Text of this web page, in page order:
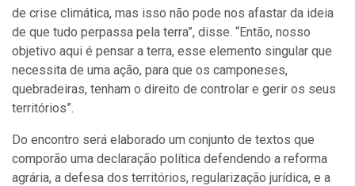
de crise climática, mas isso não pode nos afastar da ideia
de que tudo perpassa pela terra”, disse. “Então, nosso
objetivo aqui é pensar a terra, esse elemento singular que
necessita de uma ação, para que os camponeses,
quebradeiras, tenham o direito de controlar e gerir os seus
territórios”.
Do encontro será elaborado um conjunto de textos que
comporão uma declaração política defendendo a reforma
agrária, a defesa dos territórios, regularização jurídica, e a